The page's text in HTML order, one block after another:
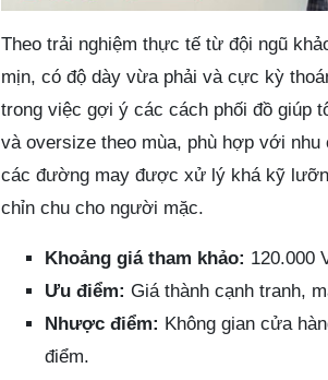
Theo trải nghiệm thực tế từ đội ngũ
mịn, có độ dày vừa phải và cực kỳ
trong việc gợi ý các cách phối đồ giúp
và oversize theo mùa, phù hợp với
các đường may được xử lý khá kỹ
chỉn chu cho người mặc.
Khoảng giá tham khảo: 120.000
Ưu điểm: Giá thành cạnh tranh,
Nhược điểm: Không gian cửa
điểm.